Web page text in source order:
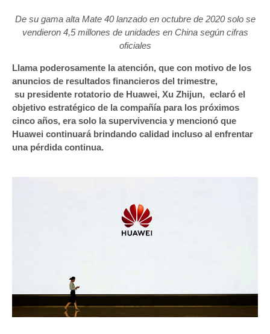
De su gama alta Mate 40 lanzado en octubre de 2020 solo se
vendieron 4,5 millones de unidades en China según cifras
oficiales
Llama poderosamente la atención, que con motivo de los
anuncios de resultados financieros del trimestre,
su presidente rotatorio de Huawei, Xu Zhijun, eclaró el
objetivo estratégico de la compañía para los próximos
cinco años, era solo la supervivencia y mencionó que
Huawei continuará brindando calidad incluso al enfrentar
una pérdida continua.